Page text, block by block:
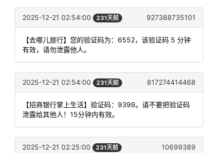
2025-12-21 02:54:00 231天前 927388735101
【去哪儿旅行】您的验证码为：6552，该验证码 5 分钟
有效，请勿泄露他人。
2025-12-21 02:54:00 231天前 817274414468
【招商银行掌上生活】验证码：9399。请不要把验证码
泄露给其他人！15分钟内有效。
2025-12-21 02:25:00 231天前 10699389